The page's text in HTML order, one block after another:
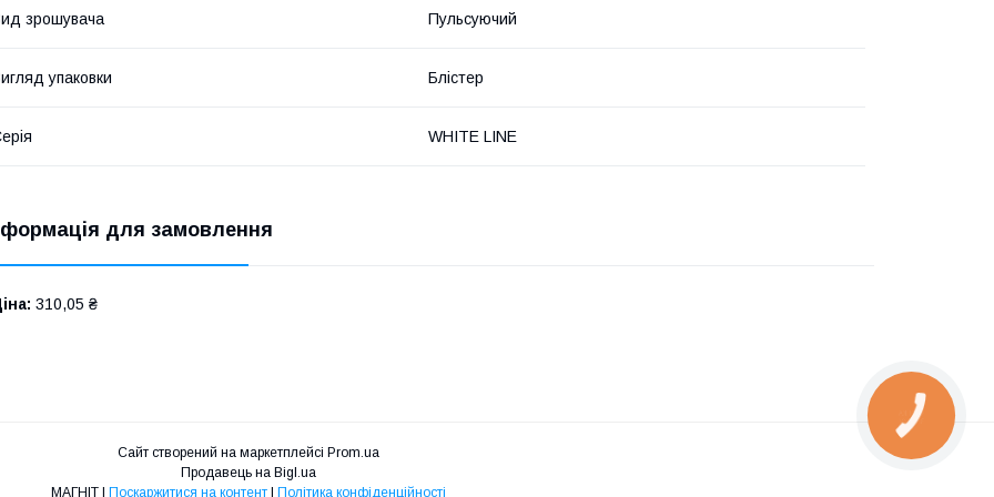
зрошувача Пульсуючий
упаковки Блістер
WHITE LINE
для замовлення
310,05 ₴
Сайт створений на маркетплейсі Prom.ua
Продавець на Bigl.ua
МАГНІТ | Поскаржитися на контент | Політика конфіденційності
КНОПКА
ЗВ'ЯЗКУ